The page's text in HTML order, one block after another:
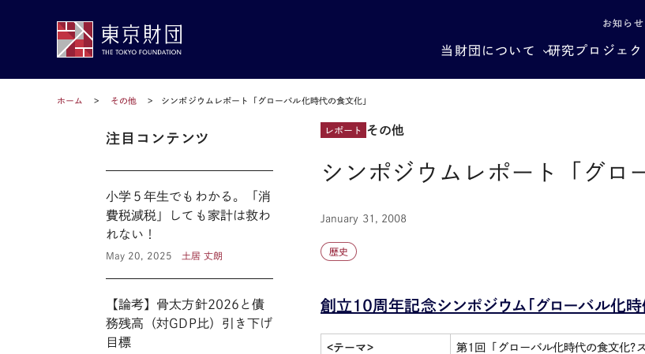
お知らせ
当財団について 研究プロジェク
ホーム その他 シンポジウムレポート「グローバル化時代の食文化」
レポート その他
シンポジウムレポート「グロ
January 31, 2008
歴史
創立10周年記念シンポジウム「グローバル化時
<テーマ> 第1回「グローバル化時代の食文化?
注目コンテンツ
小学５年生でもわかる。「消
費税減税」しても家計は救わ
れない！
May 20, 2025 土居 丈朗
【論考】骨太方針2026と債
務残高（対GDP比）引き下げ
目標